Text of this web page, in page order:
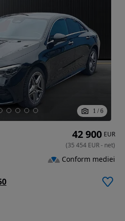
1 / 6
42 900 EUR
(35 454 EUR- net)
Conform mediei